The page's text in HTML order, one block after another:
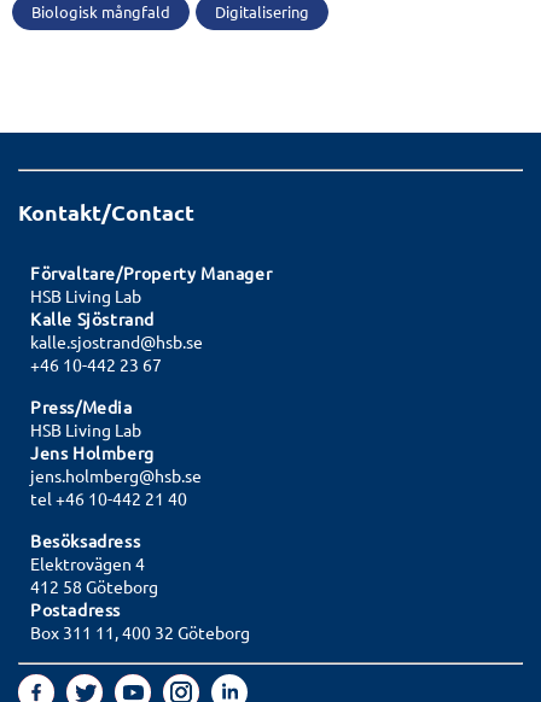
Biologisk mångfald Digitalisering
Kontakt/Contact
Förvaltare/Property Manager
HSB Living Lab
Kalle Sjöstrand
kalle.sjostrand@hsb.se
+46 10-442 23 67
Press/Media
HSB Living Lab
Jens Holmberg
jens.holmberg@hsb.se
tel +46 10-442 21 40
Besöksadress
Elektrovägen 4
412 58 Göteborg
Postadress
Box 311 11, 400 32 Göteborg